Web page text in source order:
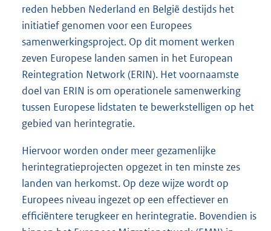
reden hebben Nederland en België destijds het
initiatief genomen voor een Europees
samenwerkingsproject. Op dit moment werken
zeven Europese landen samen in het European
Reintegration Network (ERIN). Het voornaamste
doel van ERIN is om operationele samenwerking
tussen Europese lidstaten te bewerkstelligen op het
gebied van herintegratie.
Hiervoor worden onder meer gezamenlijke
herintegratieprojecten opgezet in ten minste zes
landen van herkomst. Op deze wijze wordt op
Europees niveau ingezet op een effectiever en
efficiëntere terugkeer en herintegratie. Bovendien is